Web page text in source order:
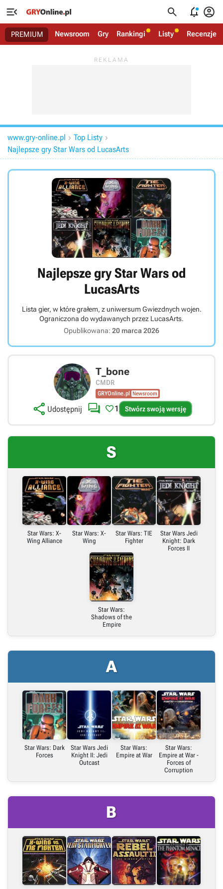
   
PREMIUM Newsroom Gry Rankingi Listy Recenzje
www.gry-online.pl  Top Listy 
Najlepsze gry Star Wars od LucasArts
Najlepsze gry Star Wars od
LucasArts
Lista gier, w które grałem, z uniwersum Gwiezdnych wojen.
Ograniczona do wydawanych przez LucasArts.
Opublikowana: 20 marca 2026
T_bone
CMDR
GRYOnline.pl Newsroom
 Udostępnij
Link bezpośredni
Embed (iframe)
X (Twitter)
Link do grafiki poziomej
Link do grafiki pionowej
 1 Stwórz swoją wersję
S
Star Wars: X-
Wing Alliance
Star Wars: X-
Wing
Star Wars: TIE
Fighter
Star Wars Jedi
Knight: Dark
Forces II
Star Wars:
Shadows of the
Empire
A
Star Wars: Dark
Forces
Star Wars Jedi
Knight II: Jedi
Outcast
Star Wars:
Empire at War
Star Wars:
Empire at War -
Forces of
Corruption
B